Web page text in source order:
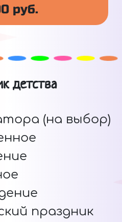
руб.
детства
(на выбор)
праздник